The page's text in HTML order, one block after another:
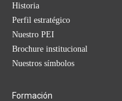
Historia
Perfil estratégico
Nuestro PEI
Brochure institucional
Nuestros símbolos
Formación